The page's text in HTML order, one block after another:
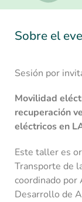
Sobre el
Sesión por
Movilidad
recuperación
eléctricos en
Este taller es
Transporte de
coordinado por
Desarrollo de